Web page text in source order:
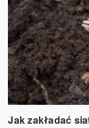
Jak zakładać